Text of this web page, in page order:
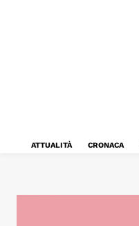
ATTUALITÀ CRONACA